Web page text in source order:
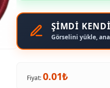
ŞİMDİ
Görselini yükle,
Fiyat:0.01₺